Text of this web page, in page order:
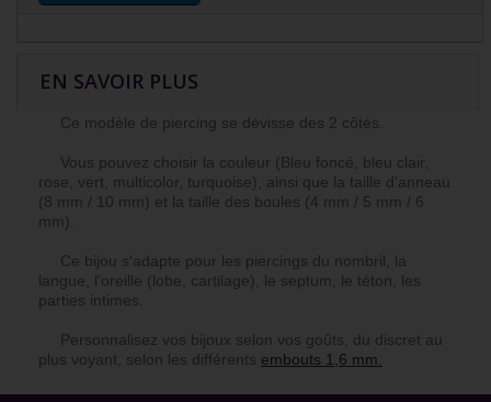
EN SAVOIR PLUS
Ce modèle de piercing se dévisse des 2 côtés.
Vous pouvez choisir la couleur (Bleu foncé, bleu clair,
rose, vert, multicolor, turquoise), ainsi que la taille d'anneau
(8 mm / 10 mm) et la taille des boules (4 mm / 5 mm / 6
mm).
Ce bijou s'adapte pour les piercings du nombril, la
langue, l'oreille (lobe, cartilage), le septum, le téton, les
parties intimes.
Personnalisez vos bijoux selon vos goûts, du discret au
plus voyant, selon les différents embouts 1,6 mm.